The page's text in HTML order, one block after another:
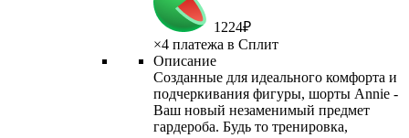
1 224₽
×4 платежа в Сплит
Описание
Созданные для идеального комфорта и
подчеркивания фигуры, шорты Annie -
Ваш новый незаменимый предмет
гардероба. Будь то тренировка,